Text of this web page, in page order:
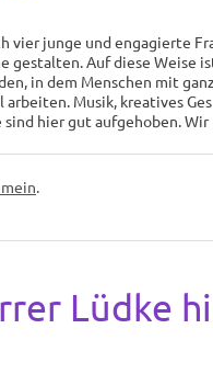
vier junge und engagierte
gestalten. Auf diese Weise
in dem Menschen mit
arbeiten. Musik, kreatives
hier gut aufgehoben.
.
Lüdke